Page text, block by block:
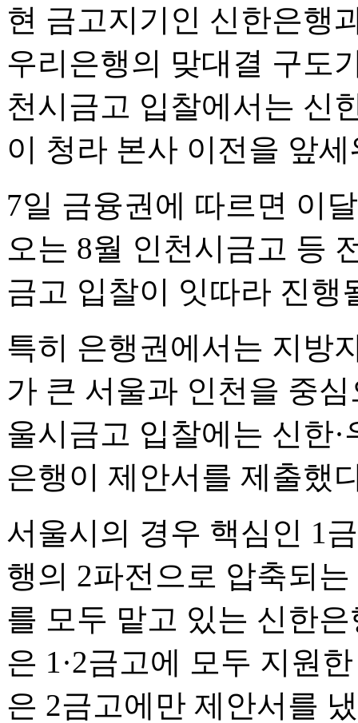
현 금고지기인 신한은행
우리은행의 맞대결 구도
천시금고 입찰에서는 신
이 청라 본사 이전을 앞
7일 금융권에 따르면 이
오는 8월 인천시금고 등
금고 입찰이 잇따라 진행
특히 은행권에서는 지방
가 큰 서울과 인천을 중
울시금고 입찰에는 신한·
은행이 제안서를 제출했
서울시의 경우 핵심인 1
행의 2파전으로 압축되
를 모두 맡고 있는 신한
은 1·2금고에 모두 지원
은 2금고에만 제안서를